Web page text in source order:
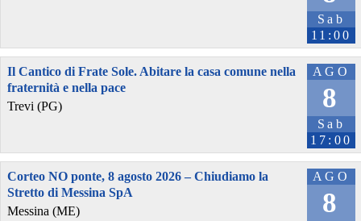
Sab
11:00
AGO
8
Sab
17:00
Il Cantico di Frate Sole. Abitare la casa comune nella
fraternità e nella pace
Trevi (PG)
AGO
8
Corteo NO ponte, 8 agosto 2026 – Chiudiamo la
Stretto di Messina SpA
Messina (ME)